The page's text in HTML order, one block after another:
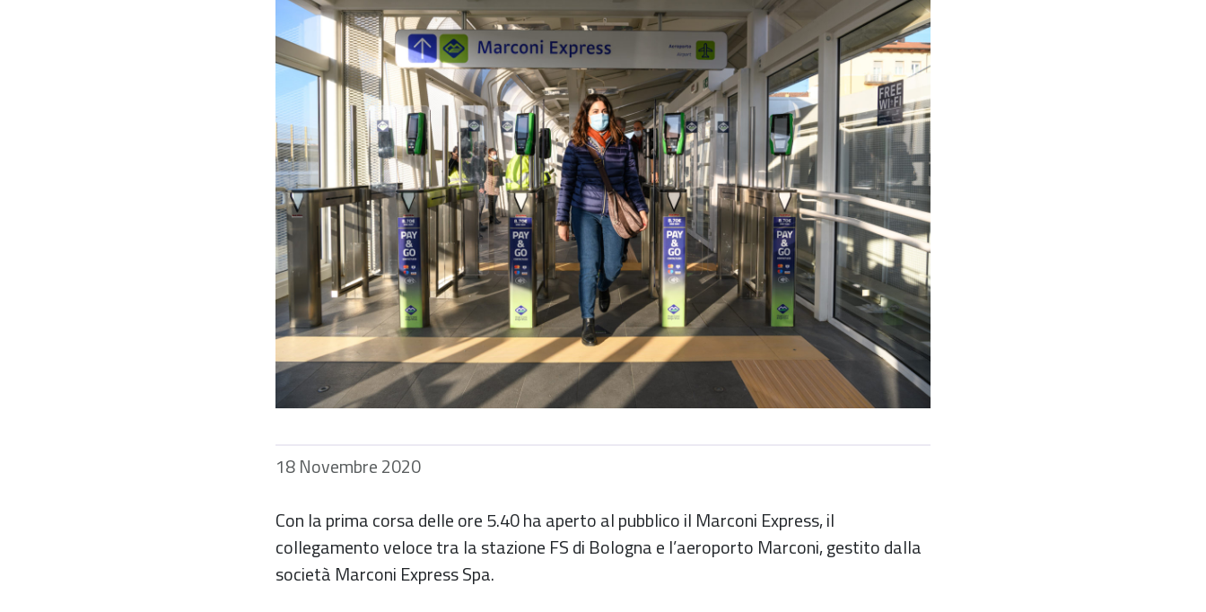
18 Novembre 2020
Con la prima corsa delle ore 5.40 ha aperto al pubblico il Marconi Express, il
collegamento veloce tra la stazione FS di Bologna e l’aeroporto Marconi, gestito dalla
società Marconi Express Spa.